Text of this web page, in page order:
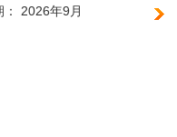
：2026年9月